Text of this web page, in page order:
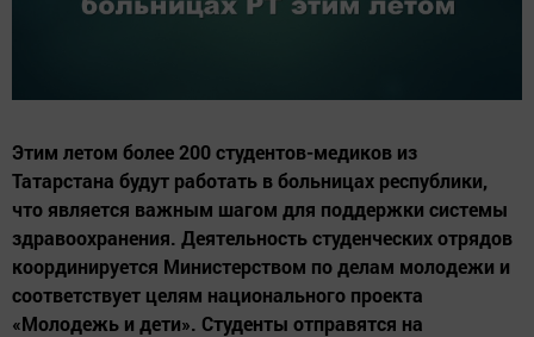
Этим летом более 200 студентов-медиков из
Татарстана будут работать в больницах республики,
что является важным шагом для поддержки системы
здравоохранения. Деятельность студенческих отрядов
координируется Министерством по делам молодежи и
соответствует целям национального проекта
«Молодежь и дети». Студенты отправятся на